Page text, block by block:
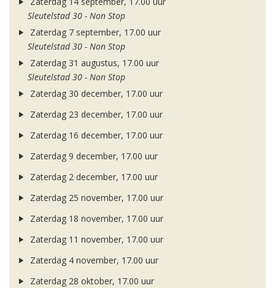
Sleutelstad 30 - Non Stop
Zaterdag 7 september, 17.00 uur
Sleutelstad 30 - Non Stop
Zaterdag 31 augustus, 17.00 uur
Sleutelstad 30 - Non Stop
Zaterdag 30 december, 17.00 uur
Zaterdag 23 december, 17.00 uur
Zaterdag 16 december, 17.00 uur
Zaterdag 9 december, 17.00 uur
Zaterdag 2 december, 17.00 uur
Zaterdag 25 november, 17.00 uur
Zaterdag 18 november, 17.00 uur
Zaterdag 11 november, 17.00 uur
Zaterdag 4 november, 17.00 uur
Zaterdag 28 oktober, 17.00 uur